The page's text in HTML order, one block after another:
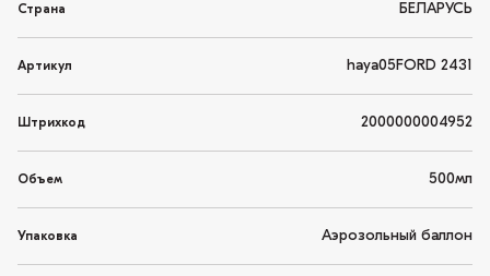
Страна БЕЛАРУСЬ
Артикул haya05FORD 2431
Штрихкод 2000000004952
Объем 500мл
Упаковка Аэрозольный баллон